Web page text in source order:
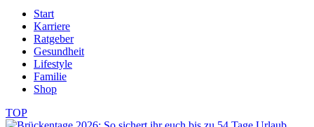
Start
Karriere
Ratgeber
Gesundheit
Lifestyle
Familie
Shop
TOP